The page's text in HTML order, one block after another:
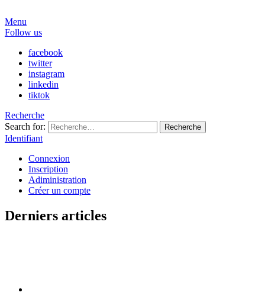
Menu
Follow us
facebook
twitter
instagram
linkedin
tiktok
Recherche
Search for:
Recherche
Identifiant
Connexion
Inscription
Adiministration
Créer un compte
Derniers articles